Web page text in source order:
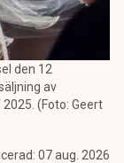
den 12
av
(Foto: Geert
07 aug. 2026